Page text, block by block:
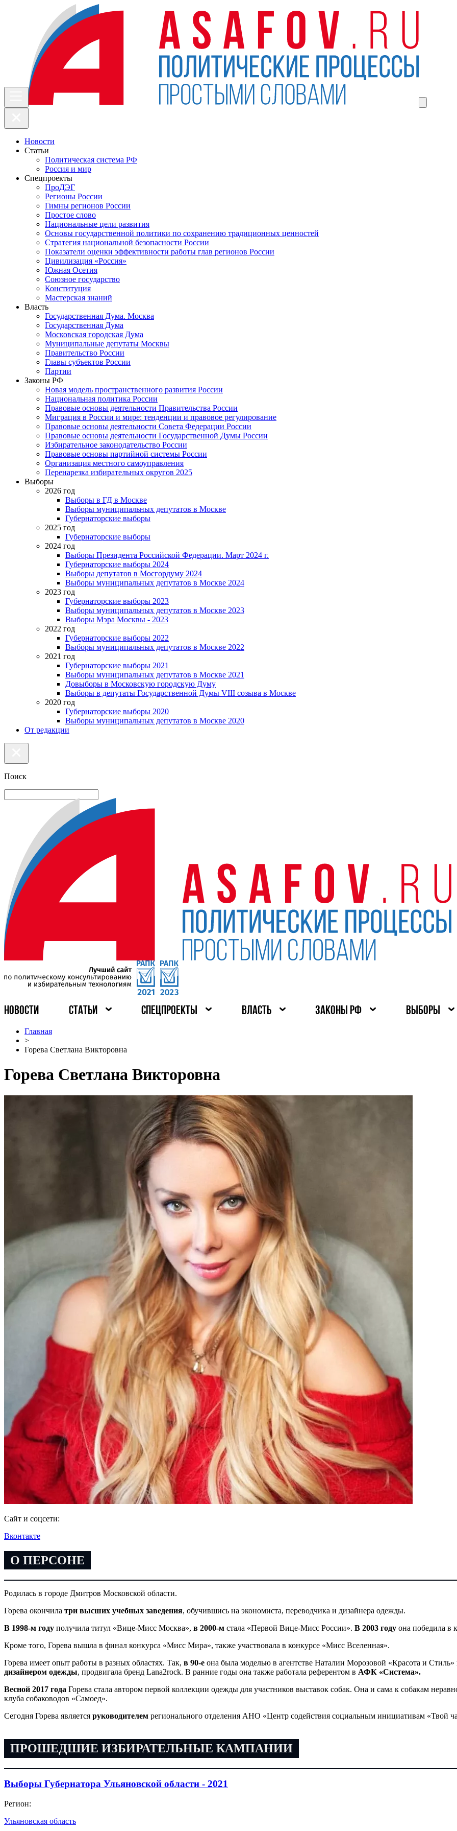
Новости
Статьи
Политическая система РФ
Россия и мир
Спецпроекты
ПроДЭГ
Регионы России
Гимны регионов России
Простое слово
Национальные цели развития
Основы государственной политики по сохранению традиционных ценностей
Стратегия национальной безопасности России
Показатели оценки эффективности работы глав регионов России
Цивилизация «Россия»
Южная Осетия
Союзное государство
Конституция
Мастерская знаний
Власть
Государственная Дума. Москва
Государственная Дума
Московская городская Дума
Муниципальные депутаты Москвы
Правительство России
Главы субъектов России
Партии
Законы РФ
Новая модель пространственного развития России
Национальная политика России
Правовые основы деятельности Правительства России
Миграция в России и мире: тенденции и правовое регулирование
Правовые основы деятельности Совета Федерации России
Правовые основы деятельности Государственной Думы России
Избирательное законодательство России
Правовые основы партийной системы России
Организация местного самоуправления
Перенарезка избирательных округов 2025
Выборы
2026 год
Выборы в ГД в Москве
Выборы муниципальных депутатов в Москве
Губернаторские выборы
2025 год
Губернаторские выборы
2024 год
Выборы Президента Российской Федерации. Март 2024 г.
Губернаторские выборы 2024
Выборы депутатов в Мосгордуму 2024
Выборы муниципальных депутатов в Москве 2024
2023 год
Губернаторские выборы 2023
Выборы муниципальных депутатов в Москве 2023
Выборы Мэра Москвы - 2023
2022 год
Губернаторские выборы 2022
Выборы муниципальных депутатов в Москве 2022
2021 год
Губернаторские выборы 2021
Выборы муниципальных депутатов в Москве 2021
Довыборы в Московскую городскую Думу
Выборы в депутаты Государственной Думы VIII созыва в Москве
2020 год
Губернаторские выборы 2020
Выборы муниципальных депутатов в Москве 2020
От редакции
Поиск
НОВОСТИ СТАТЬИ СПЕЦПРОЕКТЫ ВЛАСТЬ ЗАКОНЫ РФ ВЫБОРЫ
Главная
>
Горева Светлана Викторовна
Горева Светлана Викторовна
Сайт и соцсети:
Вконтакте
О ПЕРСОНЕ
Родилась в городе Дмитров Московской области.
Горева окончила три высших учебных заведения, обучившись на экономиста, переводчика и дизайнера одежды.
В 1998-м году получила титул «Вице-Мисс Москва», в 2000-м стала «Первой Вице-Мисс России». В 2003 году она победила в
Кроме того, Горева вышла в финал конкурса «Мисс Мира», также участвовала в конкурсе «Мисс Вселенная».
Горева имеет опыт работы в разных областях. Так, в 90-е она была моделью в агентстве Наталии Морозовой «Красота и Стиль»
дизайнером одежды, продвигала бренд Lana2rock. В ранние годы она также работала референтом в АФК «Система».
Весной 2017 года Горева стала автором первой коллекции одежды для участников выставок собак. Она и сама к собакам
клуба собаководов «Самоед».
Сегодня Горева является руководителем регионального отделения АНО «Центр содействия социальным инициативам «Твой
ПРОШЕДШИЕ ИЗБИРАТЕЛЬНЫЕ КАМПАНИИ
Выборы Губернатора Ульяновской области - 2021
Регион:
Ульяновская область